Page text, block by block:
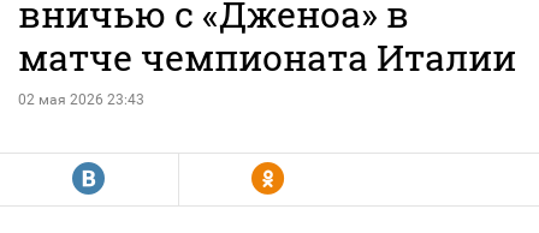
вничью с «Дженоа» в
матче чемпионата Италии
02 мая 2026 23:43
R Y